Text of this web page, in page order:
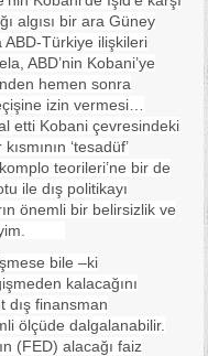
algısı bir ara Güney
ABD-Türkiye ilişkileri
ABD’nin Kobani’ye
hemen sonra
izin vermesi…
etti Kobani çevresindeki
‘tesadüf’
teorileri’ne bir de
ile dış politikayı
önemli bir belirsizlik ve
bile –ki
kalacağını
dış finansman
ölçüde dalgalanabilir.
(FED) alacağı faiz